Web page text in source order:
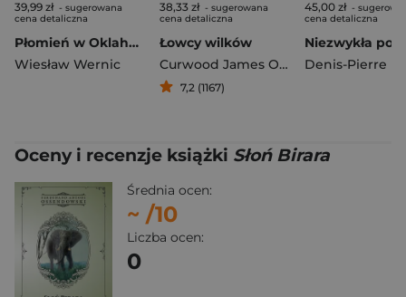
39,99 zł - sugerowana
cena detaliczna
Płomień w Oklahomie
Wiesław Wernic
38,33 zł - sugerowana
cena detaliczna
Łowcy wilków
Curwood James Oliver
7,2 (1167)
45,00 zł -
cena detaliczna
Oceny i recenzje książki Słoń Birara
Średnia ocen:
~ /10
Liczba ocen:
0